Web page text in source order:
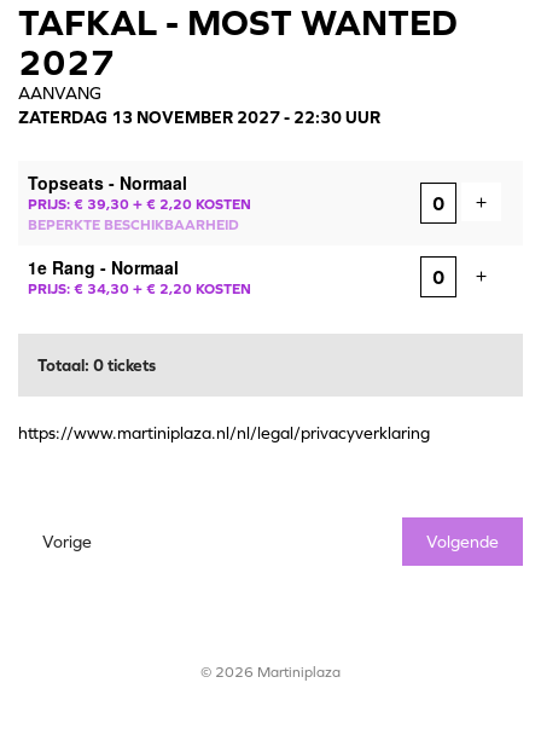
TAFKAL - MOST WANTED
2027
AANVANG
ZATERDAG 13 NOVEMBER 2027 - 22:30 UUR
Topseats - Normaal
PRIJS: € 39,30 + € 2,20 KOSTEN
BEPERKTE BESCHIKBAARHEID
+Voeg
1e Rang - Normaal
PRIJS: € 34,30 + € 2,20 KOSTEN
+Voeg
Totaal: 0 tickets
https://www.martiniplaza.nl/nl/legal/privacyverklaring
Vorige Volgende
© 2026 Martiniplaza